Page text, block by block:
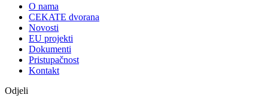
O nama
CEKATE dvorana
Novosti
EU projekti
Dokumenti
Pristupačnost
Kontakt
Odjeli